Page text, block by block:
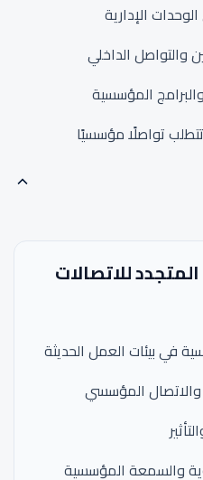
الإدارية
والتواصل الداخلي
المؤسسية
تواصلًا مؤسسيًا
للاتصالات
في بيئات العمل الحديثة
والاتصال المؤسسي
والسمعة المؤسسية